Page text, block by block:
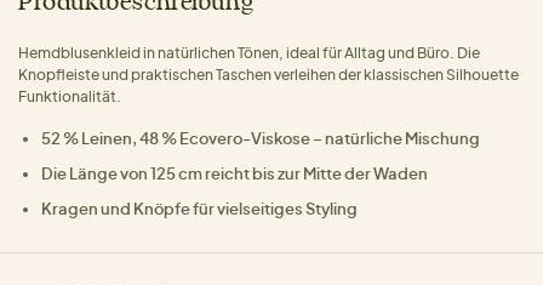
Hemdblusenkleid in natürlichen Tönen, ideal für Alltag und Büro. Die
Knopfleiste und praktischen Taschen verleihen der klassischen Silhouette
Funktionalität.
52 % Leinen, 48 % Ecovero-Viskose – natürliche Mischung
Die Länge von 125 cm reicht bis zur Mitte der Waden
Kragen und Knöpfe für vielseitiges Styling